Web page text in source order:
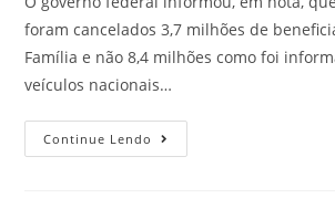
foram cancelados 3,7 milhões de
Família e não 8,4 milhões como foi
veículos nacionais…
Continue Lendo